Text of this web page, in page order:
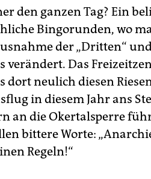
den ganzen Tag? Ein
Bingorunden, wo
der „Dritten“
verändert. Das
dort neulich diesen
in diesem Jahr ans
an die Okertalsperre
bittere Worte:
Regeln!“